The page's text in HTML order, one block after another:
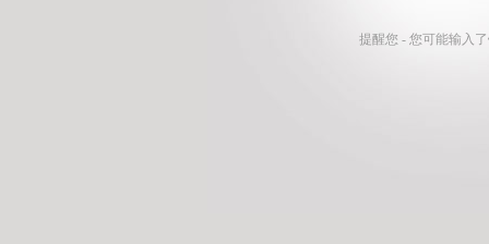
提醒您 - 您可能输入